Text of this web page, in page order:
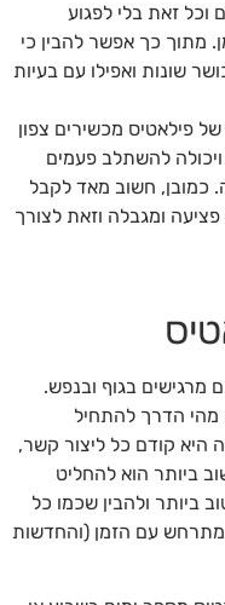
זאת בלי לפגוע
מתוך כך אפשר להבין כי
שונות ואפילו עם בעיות
פילאטיס מכשירים צפון
להשתלב פעמים
כמובן, חשוב מאד לקבל
ומגבלה וזאת לצורך
מרגישים בגוף ובנפש.
מהי הדרך להתחיל
היא קודם כל ליצור קשר,
ביותר הוא להחליט
ביותר ולהבין שכמו כל
מתרחש עם הזמן (והחדשות